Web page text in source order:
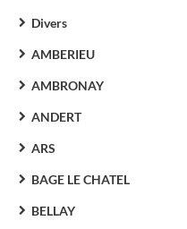
Divers
AMBERIEU
AMBRONAY
ANDERT
ARS
BAGE LE CHATEL
BELLAY